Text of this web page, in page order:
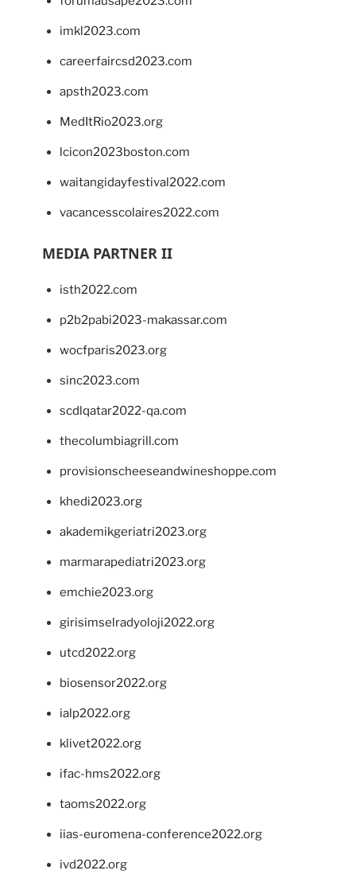
imkl2023.com
careerfaircsd2023.com
apsth2023.com
MedItRio2023.org
lcicon2023boston.com
waitangidayfestival2022.com
vacancesscolaires2022.com
MEDIA PARTNER II
isth2022.com
p2b2pabi2023-makassar.com
wocfparis2023.org
sinc2023.com
scdlqatar2022-qa.com
thecolumbiagrill.com
provisionscheeseandwineshoppe.com
khedi2023.org
akademikgeriatri2023.org
marmarapediatri2023.org
emchie2023.org
girisimselradyoloji2022.org
utcd2022.org
biosensor2022.org
ialp2022.org
klivet2022.org
ifac-hms2022.org
taoms2022.org
iias-euromena-conference2022.org
ivd2022.org